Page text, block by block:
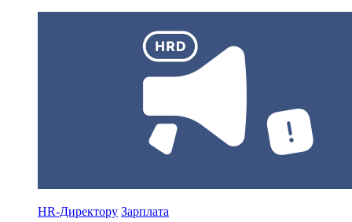
HR-Директору Зарплата